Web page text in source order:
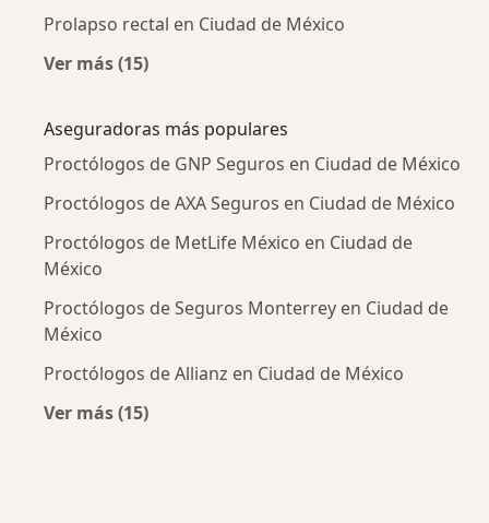
Prolapso rectal en Ciudad de México
Ver más (15)
Aseguradoras más populares
Proctólogos de GNP Seguros en Ciudad de México
Proctólogos de AXA Seguros en Ciudad de México
Proctólogos de MetLife México en Ciudad de
México
Proctólogos de Seguros Monterrey en Ciudad de
México
Proctólogos de Allianz en Ciudad de México
Ver más (15)